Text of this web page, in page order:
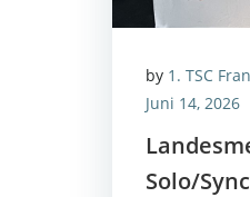
by 1. TSC
Juni 14, 2026
Solo/